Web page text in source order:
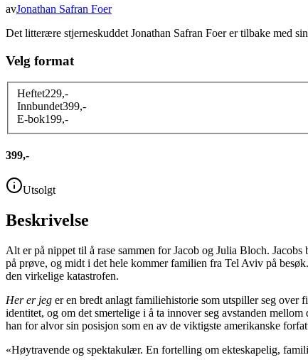
avJonathan Safran Foer
Det litterære stjerneskuddet Jonathan Safran Foer er tilbake med
Velg format
Heftet229,-
Innbundet399,-
E-bok199,-
399,-
Utsolgt
Beskrivelse
Alt er på nippet til å rase sammen for Jacob og Julia Bloch.
på prøve, og midt i det hele kommer familien fra Tel Aviv på
den virkelige katastrofen.
Her er jeg er en bredt anlagt familiehistorie som utspiller seg
identitet, og om det smertelige i å ta innover seg avstanden
han for alvor sin posisjon som en av de viktigste amerikanske
«Høytravende og spektakulær. En fortelling om ekteskapelig,